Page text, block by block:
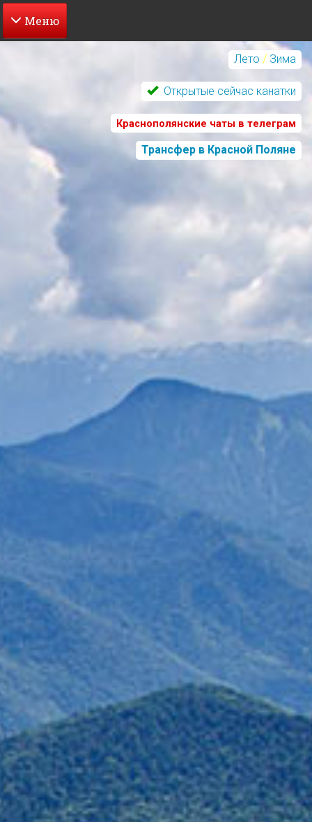
Перейти
содержанию
Лето / Зима
Открытые сейчас канатки
Краснополянские чаты в телеграм
Трансфер в Красной Поляне